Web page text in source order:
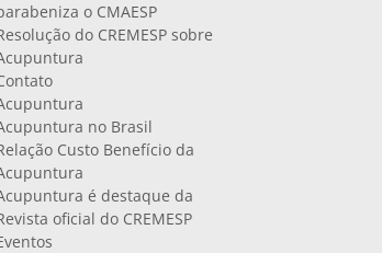
o CMAESP
do CREMESP sobre
no Brasil
Custo Benefício da
é destaque da
oficial do CREMESP